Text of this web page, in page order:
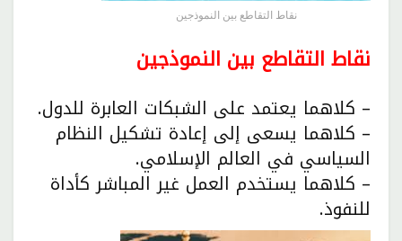
نقاط التقاطع بين النموذجين
نقاط التقاطع بين النموذجين
– كلاهما يعتمد على الشبكات العابرة للدول.
– كلاهما يسعى إلى إعادة تشكيل النظام
السياسي في العالم الإسلامي.
– كلاهما يستخدم العمل غير المباشر كأداة
للنفوذ.